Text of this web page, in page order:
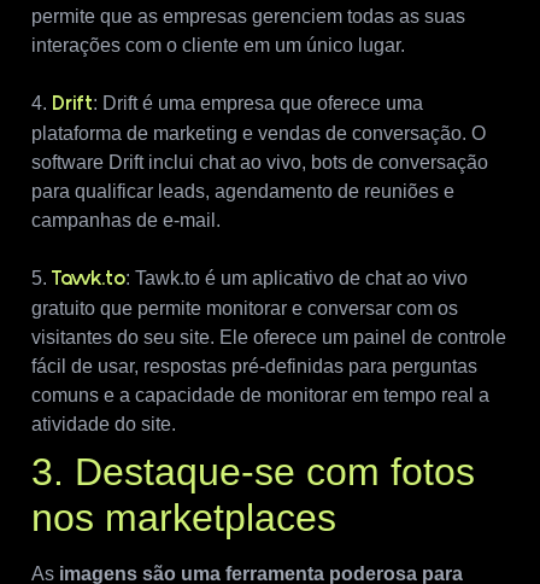
permite que as empresas gerenciem todas as suas
interações com o cliente em um único lugar.
4. Drift: Drift é uma empresa que oferece uma
plataforma de marketing e vendas de conversação. O
software Drift inclui chat ao vivo, bots de conversação
para qualificar leads, agendamento de reuniões e
campanhas de e-mail.
5. Tawk.to: Tawk.to é um aplicativo de chat ao vivo
gratuito que permite monitorar e conversar com os
visitantes do seu site. Ele oferece um painel de controle
fácil de usar, respostas pré-definidas para perguntas
comuns e a capacidade de monitorar em tempo real a
atividade do site.
3. Destaque-se com fotos
nos marketplaces
As imagens são uma ferramenta poderosa para